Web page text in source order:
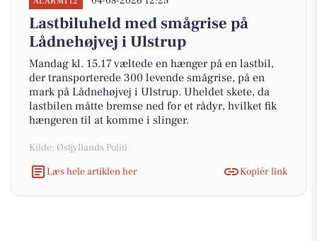
Lastbiluheld med smågrise på
Lådnehøjvej i Ulstrup
Mandag kl. 15.17 væltede en hænger på en lastbil,
der transporterede 300 levende smågrise, på en
mark på Lådnehøjvej i Ulstrup. Uheldet skete, da
lastbilen måtte bremse ned for et rådyr, hvilket fik
hængeren til at komme i slinger.
Kilde: Østjyllands Politi
Læs hele artiklen her
Kopiér link